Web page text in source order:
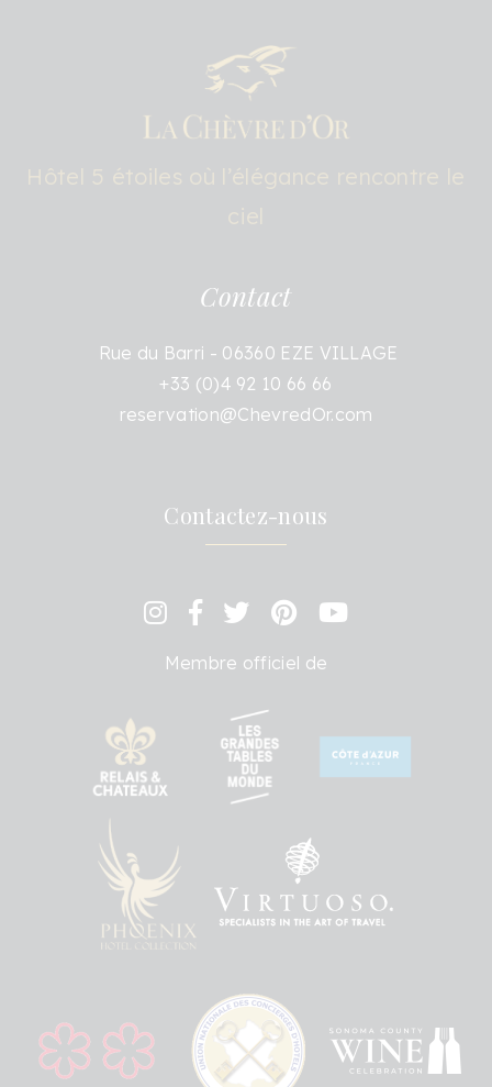
Contact
Rue du Barri - 06360 EZE VILLAGE
+33 (0)4 92 10 66 66
reservation@ChevredOr.com
Contactez-nous
Membre officiel de